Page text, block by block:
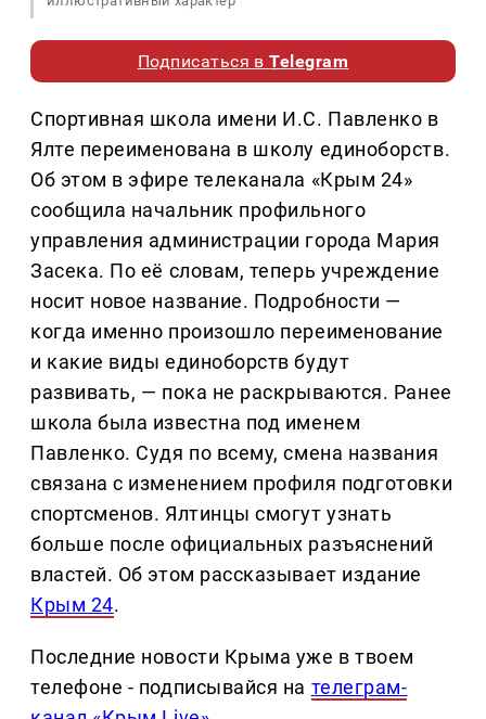
Подписаться вTelegram
Спортивная школа имени И.С. Павленко в
Ялте переименована в школу единоборств.
Об этом в эфире телеканала «Крым 24»
сообщила начальник профильного
управления администрации города Мария
Засека. По её словам, теперь учреждение
носит новое название. Подробности —
когда именно произошло переименование
и какие виды единоборств будут
развивать, — пока не раскрываются. Ранее
школа была известна под именем
Павленко. Судя по всему, смена названия
связана с изменением профиля подготовки
спортсменов. Ялтинцы смогут узнать
больше после официальных разъяснений
властей. Об этом рассказывает издание
Крым 24.
Последние новости Крыма уже в твоем
телефоне - подписывайся на телеграм-